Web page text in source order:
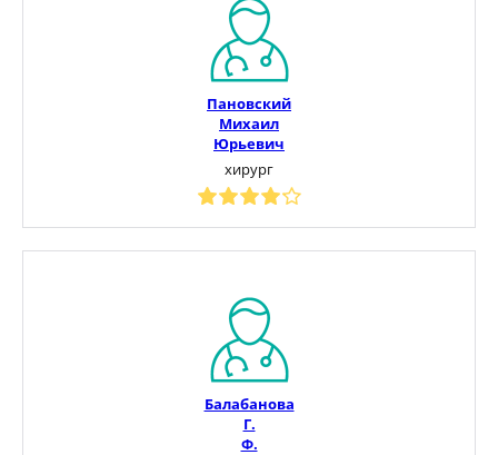
Пановский
Михаил
Юрьевич
хирург
Балабанова
Г.
Ф.